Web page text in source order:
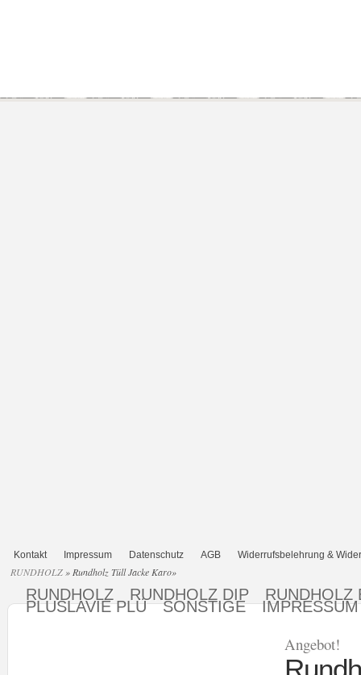
Kontakt Impressum Datenschutz AGB Widerrufsbelehrung &
RUNDHOLZ RUNDHOLZ DIP RUNDHOLZ
PLUSLAVIE PLÜ SONSTIGE IMPRESSUM
RUNDHOLZ » Rundholz Tüll Jacke Karo»
Angebot!